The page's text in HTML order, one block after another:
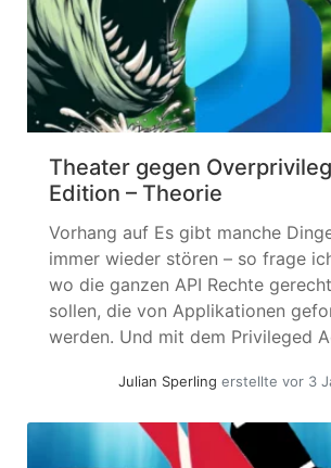
Theater gegen
Edition – Theorie
Vorhang auf Es gibt manche
immer wieder stören – so frage
wo die ganzen API Rechte
sollen, die von Applikationen
werden. Und mit dem Privileged
verbracht – aber ich greife
Julian Sperling erstellte vor 3